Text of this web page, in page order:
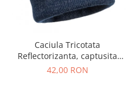
Caciula Tricotata
Reflectorizanta, captusita
Insulatex B026
42,00 RON